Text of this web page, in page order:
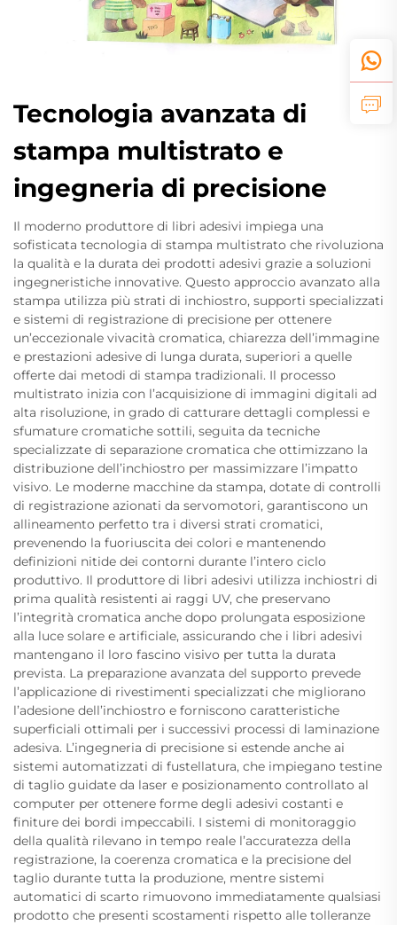
Tecnologia avanzata di
stampa multistrato e
ingegneria di precisione
Il moderno produttore di libri adesivi impiega una
sofisticata tecnologia di stampa multistrato che rivoluziona
la qualità e la durata dei prodotti adesivi grazie a soluzioni
ingegneristiche innovative. Questo approccio avanzato alla
stampa utilizza più strati di inchiostro, supporti specializzati
e sistemi di registrazione di precisione per ottenere
un’eccezionale vivacità cromatica, chiarezza dell’immagine
e prestazioni adesive di lunga durata, superiori a quelle
offerte dai metodi di stampa tradizionali. Il processo
multistrato inizia con l’acquisizione di immagini digitali ad
alta risoluzione, in grado di catturare dettagli complessi e
sfumature cromatiche sottili, seguita da tecniche
specializzate di separazione cromatica che ottimizzano la
distribuzione dell’inchiostro per massimizzare l’impatto
visivo. Le moderne macchine da stampa, dotate di controlli
di registrazione azionati da servomotori, garantiscono un
allineamento perfetto tra i diversi strati cromatici,
prevenendo la fuoriuscita dei colori e mantenendo
definizioni nitide dei contorni durante l’intero ciclo
produttivo. Il produttore di libri adesivi utilizza inchiostri di
prima qualità resistenti ai raggi UV, che preservano
l’integrità cromatica anche dopo prolungata esposizione
alla luce solare e artificiale, assicurando che i libri adesivi
mantengano il loro fascino visivo per tutta la durata
prevista. La preparazione avanzata del supporto prevede
l’applicazione di rivestimenti specializzati che migliorano
l’adesione dell’inchiostro e forniscono caratteristiche
superficiali ottimali per i successivi processi di laminazione
adesiva. L’ingegneria di precisione si estende anche ai
sistemi automatizzati di fustellatura, che impiegano testine
di taglio guidate da laser e posizionamento controllato al
computer per ottenere forme degli adesivi costanti e
finiture dei bordi impeccabili. I sistemi di monitoraggio
della qualità rilevano in tempo reale l’accuratezza della
registrazione, la coerenza cromatica e la precisione del
taglio durante tutta la produzione, mentre sistemi
automatici di scarto rimuovono immediatamente qualsiasi
prodotto che presenti scostamenti rispetto alle tolleranze